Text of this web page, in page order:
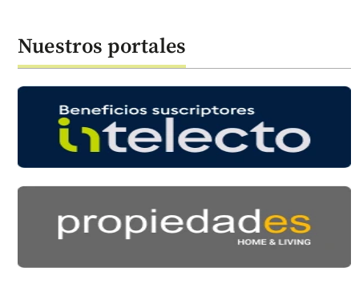
Nuestros portales